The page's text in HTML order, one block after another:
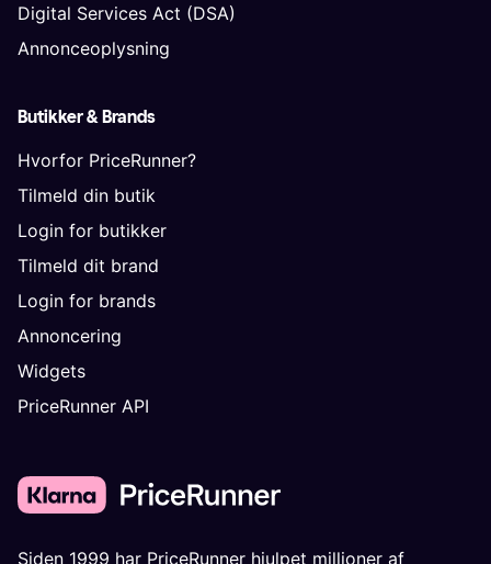
Digital Services Act (DSA)
Annonceoplysning
Butikker & Brands
Hvorfor PriceRunner?
Tilmeld din butik
Login for butikker
Tilmeld dit brand
Login for brands
Annoncering
Widgets
PriceRunner API
Siden 1999 har PriceRunner hjulpet millioner af